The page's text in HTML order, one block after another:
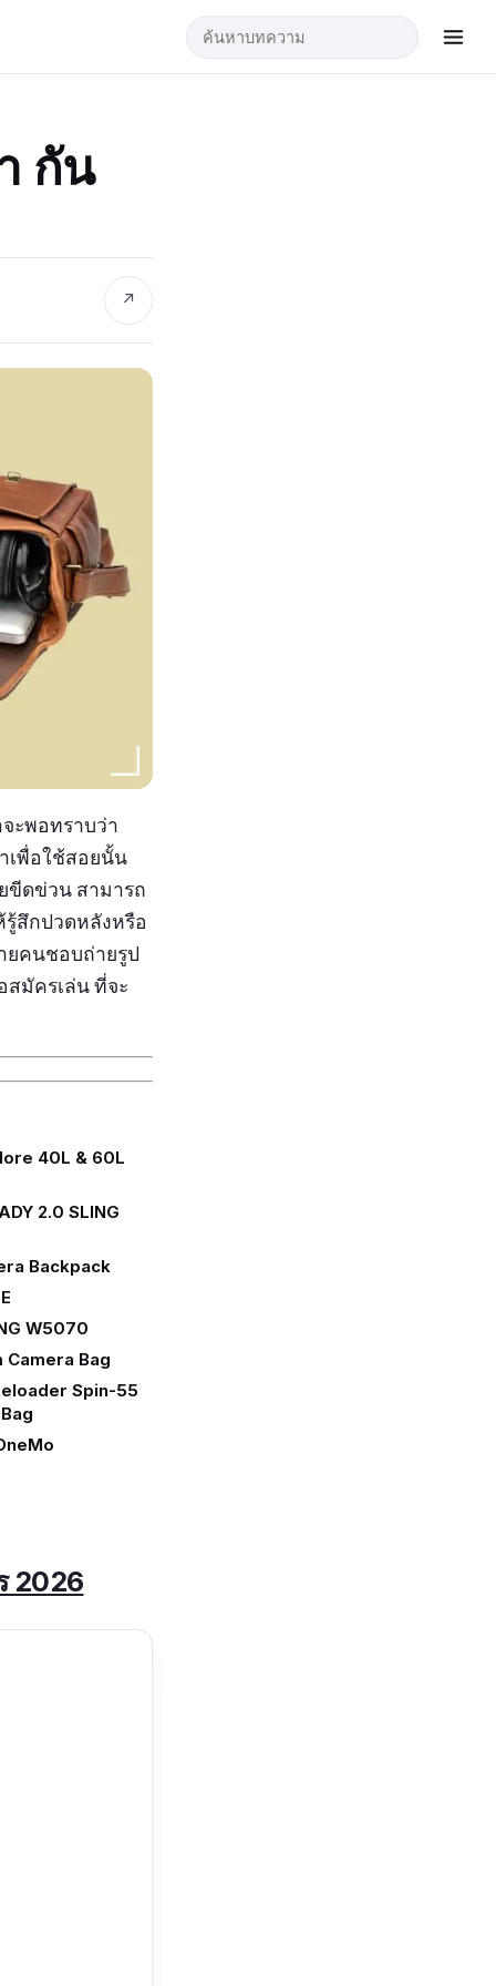
กัน
↗
ะพอทราบว่า
เพื่อใช้สอยนั้น
ขีดข่วน สามารถ
สึกปวดหลังหรือ
ยคนชอบถ่ายรูป
มัครเล่น ที่จะ
40L & 60L
2.0 SLING
Backpack
W5070
Bag
Spin-55
2026